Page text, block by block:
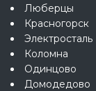
Люберцы
Красногорск
Электросталь
Коломна
Одинцово
Домодедово